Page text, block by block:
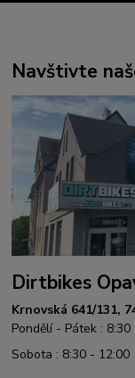
Navštivte
Dirtbikes
Krnovská 641/131,
Pondělí - Pátek :
Sobota : 8:30 - 12:00